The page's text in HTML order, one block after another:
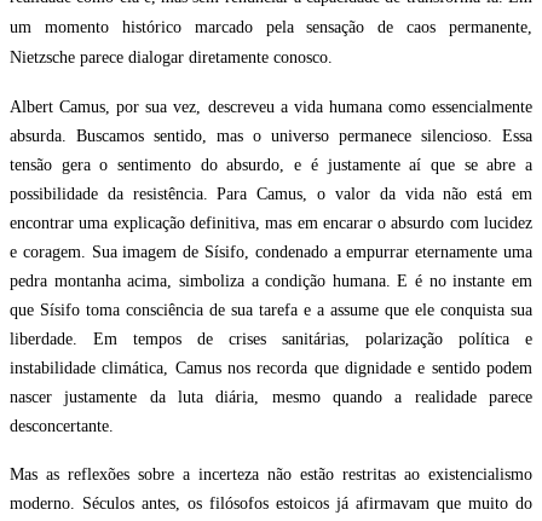
um momento histórico marcado pela sensação de caos permanente,
Nietzsche parece dialogar diretamente conosco.
Albert Camus, por sua vez, descreveu a vida humana como essencialmente
absurda. Buscamos sentido, mas o universo permanece silencioso. Essa
tensão gera o sentimento do absurdo, e é justamente aí que se abre a
possibilidade da resistência. Para Camus, o valor da vida não está em
encontrar uma explicação definitiva, mas em encarar o absurdo com lucidez
e coragem. Sua imagem de Sísifo, condenado a empurrar eternamente uma
pedra montanha acima, simboliza a condição humana. E é no instante em
que Sísifo toma consciência de sua tarefa e a assume que ele conquista sua
liberdade. Em tempos de crises sanitárias, polarização política e
instabilidade climática, Camus nos recorda que dignidade e sentido podem
nascer justamente da luta diária, mesmo quando a realidade parece
desconcertante.
Mas as reflexões sobre a incerteza não estão restritas ao existencialismo
moderno. Séculos antes, os filósofos estoicos já afirmavam que muito do